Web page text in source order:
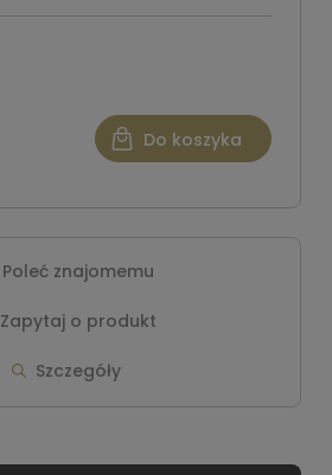
Do koszyka
Szczegóły
Zapytaj o produkt
Poleć znajomemu